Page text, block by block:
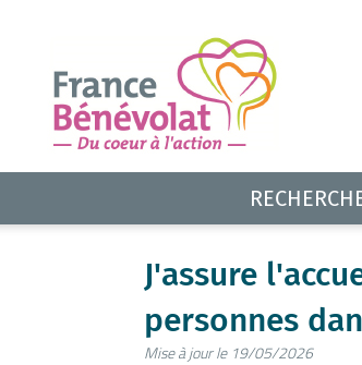
J'assure
personnes
Mise à jour le 19/05/2026